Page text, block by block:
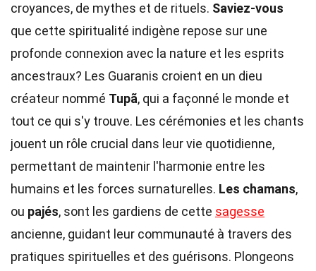
croyances, de mythes et de rituels. Saviez-vous
que cette spiritualité indigène repose sur une
profonde connexion avec la nature et les esprits
ancestraux? Les Guaranis croient en un dieu
créateur nommé Tupã, qui a façonné le monde et
tout ce qui s'y trouve. Les cérémonies et les chants
jouent un rôle crucial dans leur vie quotidienne,
permettant de maintenir l'harmonie entre les
humains et les forces surnaturelles. Les chamans,
ou pajés, sont les gardiens de cette sagesse
ancienne, guidant leur communauté à travers des
pratiques spirituelles et des guérisons. Plongeons